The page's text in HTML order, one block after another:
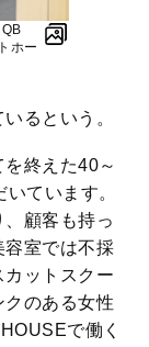
ホー
るという。
を終えた40～
ています。
顧客も持っ
容室では不採
ットスクー
のある女性
で働く